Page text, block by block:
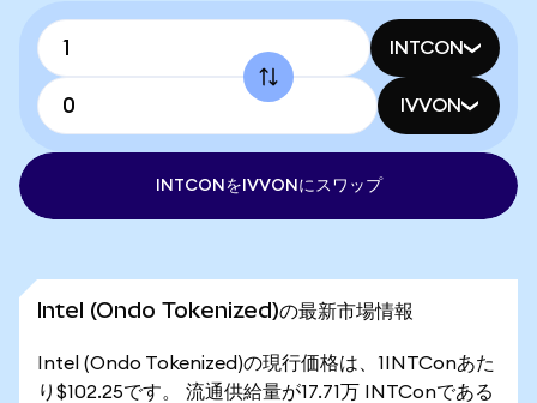
INTCON
IVVON
INTCONをIVVONにスワップ
Intel (Ondo Tokenized)の最新市場情報
Intel (Ondo Tokenized)の現行価格は、1INTConあた
り$102.25です。 流通供給量が17.71万 INTConである